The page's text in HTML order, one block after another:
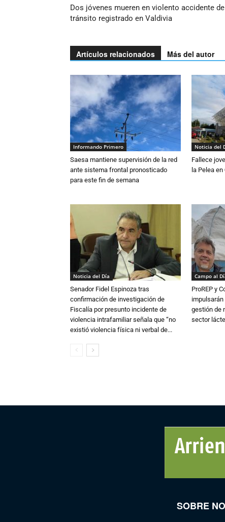
Dos jóvenes mueren en violento accidente de
tránsito registrado en Valdivia
Artículos relacionados Más del autor
Informando Primero
Saesa mantiene supervisión de la red
ante sistema frontal pronosticado
para este fin de semana
Noticia del
Fallece
la Pelea
Noticia del Día
Senador Fidel Espinoza tras
confirmación de investigación de
Fiscalía por presunto incidente de
violencia intrafamiliar señala que “no
existió violencia física ni verbal de...
Campo al
ProREP y
gestión de
sector
SOBRE